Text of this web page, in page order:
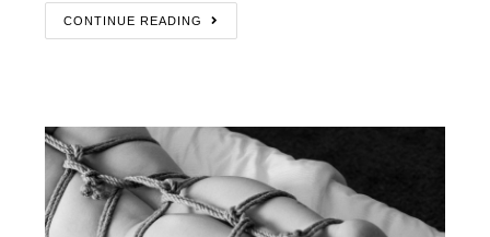
CONTINUE READING